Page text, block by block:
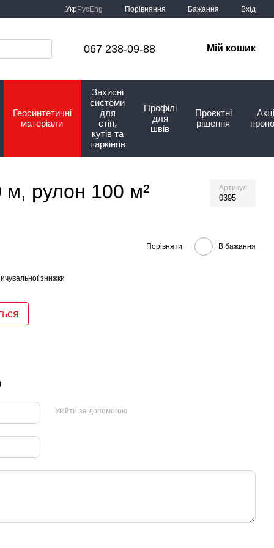
УкрРусEng Порівняння Бажання Вхід
067 238-09-88 Мій кошик
Геосинтетичні
матеріали
Захисні
системи
для
стін,
кутів та
паркінгів
Профілі
для
швів
Проєктні
рішення
м, рулон 100 м² Артикул
0395
Порівняти В бажання
знижки
Увійти за допомогою